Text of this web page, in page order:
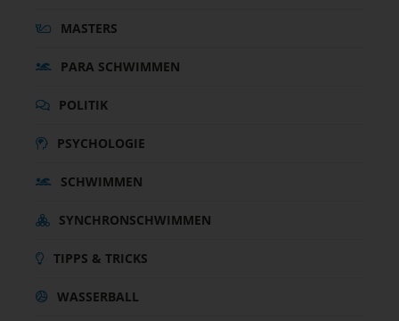
MASTERS
PARA SCHWIMMEN
POLITIK
PSYCHOLOGIE
SCHWIMMEN
SYNCHRONSCHWIMMEN
TIPPS & TRICKS
WASSERBALL